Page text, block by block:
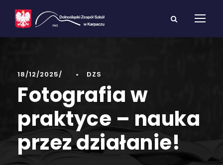
18/12/2025 • DZS
Fotografia w
praktyce – nauka
przez działanie!